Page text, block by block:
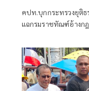
คปท.บุกกระทรวงยุติ
แฉกรมราชทัณฑ์อ้างก
นายกฯ อีก 2 คน